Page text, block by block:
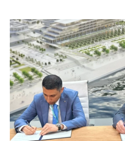
Новости
Галерея
Видео